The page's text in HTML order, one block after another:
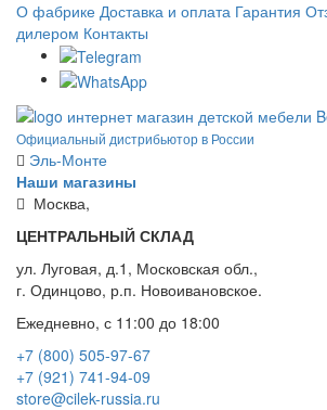
О фабрике Доставка и оплата Гарантия
дилером Контакты
Официальный дистрибьютор в России
Эль-Монте
Наши магазины
Москва,
ЦЕНТРАЛЬНЫЙ СКЛАД
ул. Луговая, д.1, Московская обл.,
г. Одинцово, р.п. Новоивановское.
Ежедневно, с 11:00 до 18:00
+7 (800) 505-97-67
+7 (921) 741-94-09
store@cilek-russia.ru